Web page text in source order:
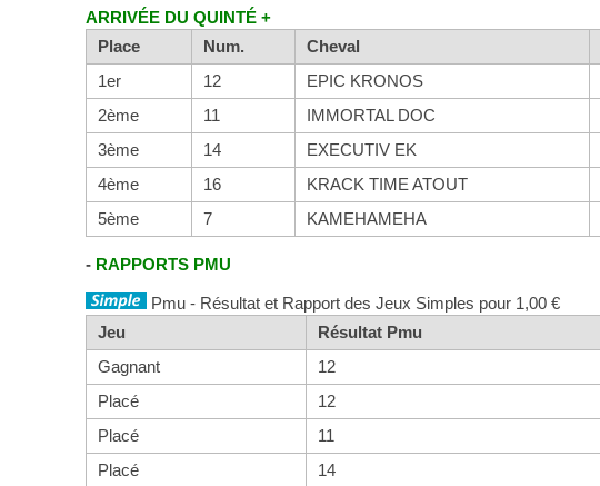
ARRIVÉE DU QUINTÉ +
Place
Num. Cheval
1er
12 EPIC KRONOS
2ème
11 IMMORTAL DOC
3ème
14 EXECUTIV EK
4ème
16 KRACK TIME ATOUT
5ème
7 KAMEHAMEHA
- RAPPORTS PMU
Pmu - Résultat et Rapport des Jeux Simples pour 1,00 €
Jeu
Résultat Pmu
Gagnant
12
Placé
12
Placé
11
Placé
14